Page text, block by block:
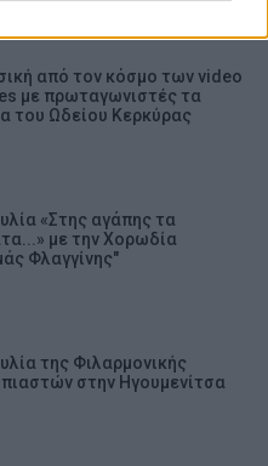
από τον κόσμο των video
με πρωταγωνιστές τα
του Ωδείου Κερκύρας
«Στης αγάπης τα
με την Χορωδία
Φλαγγίνης"
της Φιλαρμονικής
στην Ηγουμενίτσα